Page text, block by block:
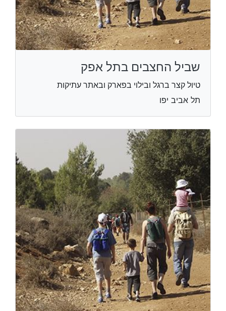
שביל החצבים בתל אפק
טיול קצר ברגל ובילוי בפארק ובאתר עתיקות
תל אביב יפו